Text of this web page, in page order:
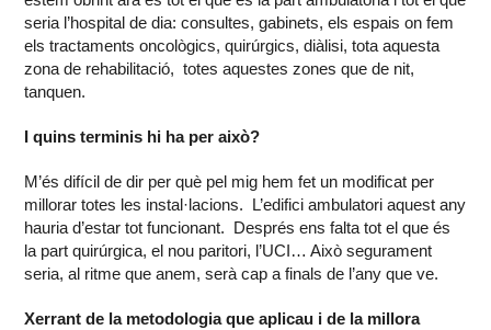
seria l’hospital de dia: consultes, gabinets, els espais on fem
els tractaments oncològics, quirúrgics, diàlisi, tota aquesta
zona de rehabilitació, totes aquestes zones que de nit,
tanquen.
I quins terminis hi ha per això?
M’és difícil de dir per què pel mig hem fet un modificat per
millorar totes les instal·lacions. L’edifici ambulatori aquest any
hauria d’estar tot funcionant. Després ens falta tot el que és
la part quirúrgica, el nou paritori, l’UCI… Això segurament
seria, al ritme que anem, serà cap a finals de l’any que ve.
Xerrant de la metodologia que aplicau i de la millora